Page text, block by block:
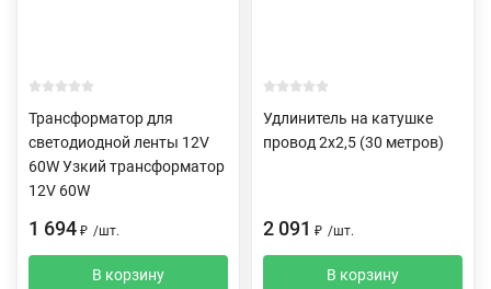
Трансформатор для
светодиодной ленты 12V
60W Узкий трансформатор
12V 60W
1 694 ₽ /шт.
В корзину
Удлинитель на катушке
провод 2х2,5 (30 метров)
2 091 ₽ /шт.
В корзину